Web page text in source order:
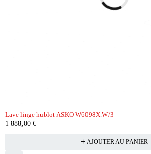
Lave linge hublot ASKO W6098X.W/3
1 888,00 €
AJOUTER AU PANIER